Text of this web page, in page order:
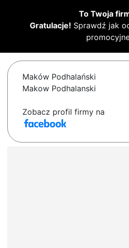
To Twoja
Gratulacje! Sprawdź jak
Maków Podhalański
Makow Podhalanski
Zobacz profil firmy na